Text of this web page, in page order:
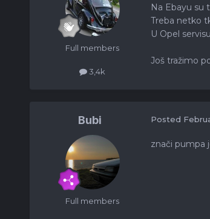
Full members
3,4k
Na Ebayu
Treba netko
U Opel
Još tražimo
Bubi
Full members
Posted
znači pumpa